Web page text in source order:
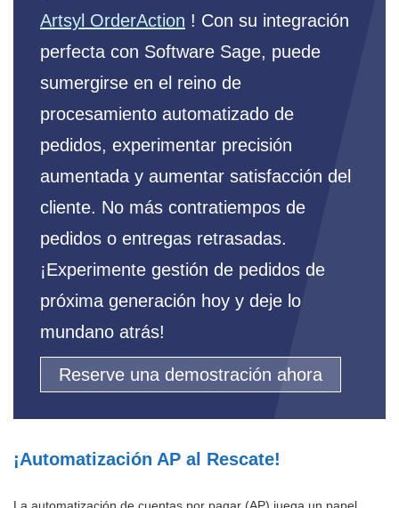
Artsyl OrderAction ! Con su integración
perfecta con Software Sage, puede
sumergirse en el reino de
procesamiento automatizado de
pedidos, experimentar precisión
aumentada y aumentar satisfacción del
cliente. No más contratiempos de
pedidos o entregas retrasadas.
¡Experimente gestión de pedidos de
próxima generación hoy y deje lo
mundano atrás!
Reserve una demostración ahora
¡Automatización AP al Rescate!